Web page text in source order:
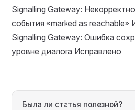
Signalling Gateway:
события «marked as reachable»
Signalling Gateway: Ошибка
уровне диалога Исправлено
Была ли статья полезной?